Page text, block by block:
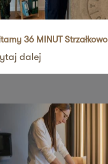
36 MINUT Strzałkowo
dalej